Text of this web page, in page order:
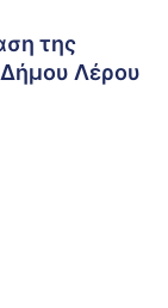
της
Δήμου Λέρου